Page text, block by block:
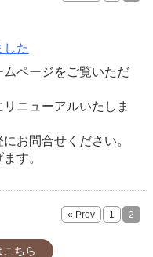
した
ページをご覧いただ
ニューアルいたしま
お問合せください。
す。
« Prev 1 2
ちら